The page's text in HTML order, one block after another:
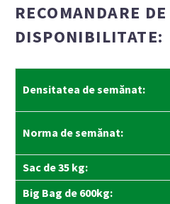
RECOMANDARE
DISPONIBILITATE:
Densitatea de semănat:
Norma de semănat:
Sac de 35 kg:
Big Bag de 600kg: